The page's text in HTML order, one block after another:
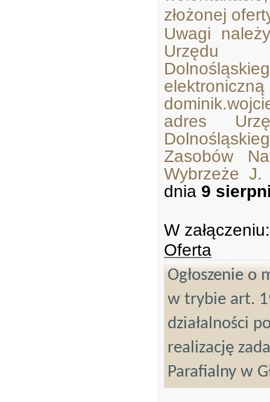
złożonej
Uwagi
Urzędu
adres
Zasobów
Wybrzeże J.
dnia 9
W załączeniu:
Oferta
Ogłoszenie o
w trybie art.
działalności
realizację
Parafialny w